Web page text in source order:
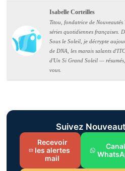
Isabelle Corteilles
Titou, fondatrice de Nouveautés
séries quotidiennes françaises.
Sous le Soleil, je décrypte
de DNA, les marais salants
d'Un Si Grand Soleil —
vous.
Suivez
Recevoir
les alertes
mail
Canal